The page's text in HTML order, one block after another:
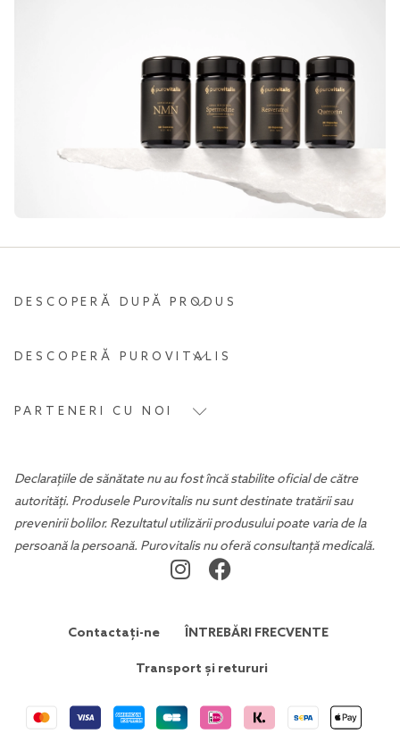
DESCOPERĂ DUPĂ PRODUS
DESCOPERĂ PUROVITALIS
PARTENERI CU NOI
Declarațiile de sănătate nu au fost încă stabilite oficial de către
autorități. Produsele Purovitalis nu sunt destinate tratării sau
prevenirii bolilor. Rezultatul utilizării produsului poate varia de la
persoană la persoană. Purovitalis nu oferă consultanță medicală.
Contactați-ne ÎNTREBĂRI FRECVENTE
Transport și retururi